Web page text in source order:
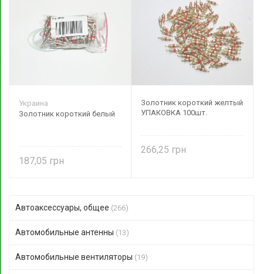
Украина
Золотник короткий белый
187,05
Золотник короткий желтый
УПАКОВКА 100шт.
266,25
Автоаксессуары, общее (266)
Автомобильные антенны (13)
Автомобильные вентиляторы (19)